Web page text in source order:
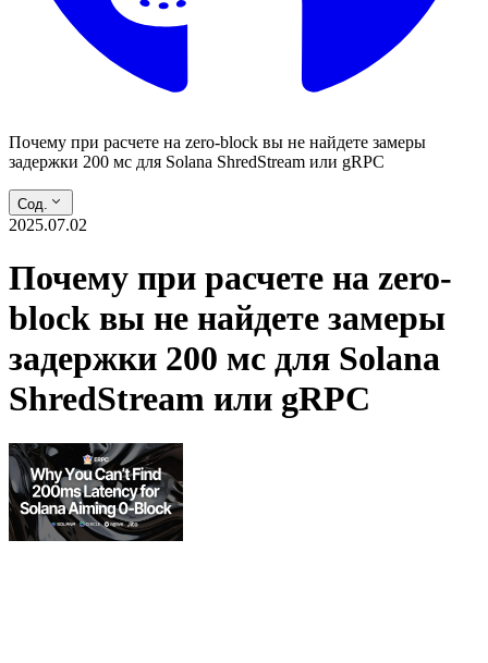
Почему при расчете на zero-block вы не найдете замеры
задержки 200 мс для Solana ShredStream или gRPC
Сод.
2025.07.02
Почему при расчете на zero-
block вы не найдете замеры
задержки 200 мс для Solana
ShredStream или gRPC